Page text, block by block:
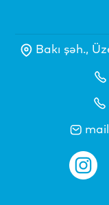
Bakı şəh.,